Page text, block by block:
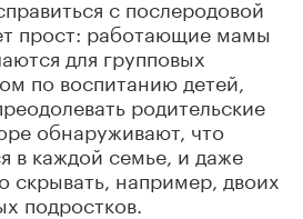
с послеродовой
прост: работающие мамы
для групповых
по воспитанию детей,
родительские
обнаруживают, что
в каждой семье, и даже
скрывать, например, двоих
подростков.